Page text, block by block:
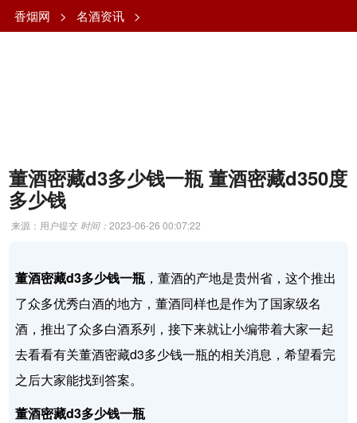
香烟网 > 名酒资讯 >
董酒密藏d3多少钱一瓶 董酒密藏d350度
多少钱
来源：用户提交 时间：2023-06-26 00:07:22
董酒密藏d3多少钱一瓶 ，董酒的产地是贵州省，这个推出
了众多优秀白酒的地方，董酒同样也是作为了国家级名
酒，推出了众多白酒系列，接下来就让小编带着大家一起
去看看有关董酒密藏d3多少钱一瓶的相关消息，希望看完
之后大家能找到答案。
董酒密藏d3多少钱一瓶